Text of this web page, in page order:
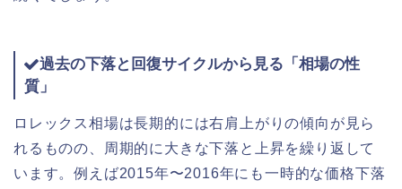
過去の下落と回復サイクルから見る「相場の性
質」
ロレックス相場は長期的には右肩上がりの傾向が見ら
れるものの、周期的に大きな下落と上昇を繰り返して
います。例えば2015年〜2016年にも一時的な価格下落